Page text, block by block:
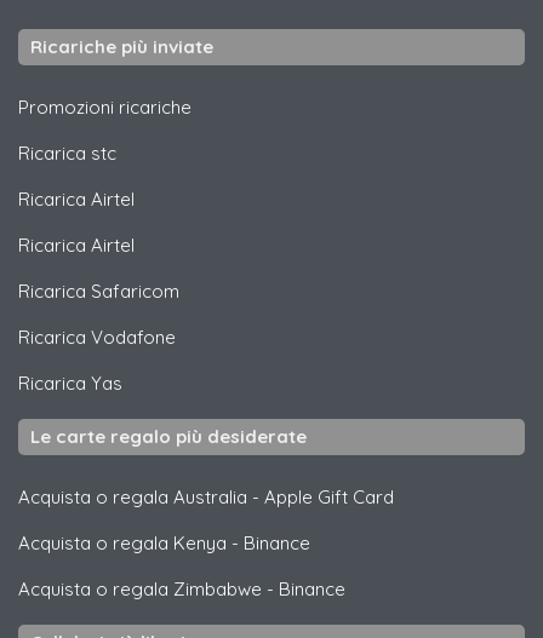
Ricariche più inviate
Promozioni ricariche
Ricarica stc
Ricarica Airtel
Ricarica Airtel
Ricarica Safaricom
Ricarica Vodafone
Ricarica Yas
Le carte regalo più desiderate
Acquista o regala Australia - Apple Gift Card
Acquista o regala Kenya - Binance
Acquista o regala Zimbabwe - Binance